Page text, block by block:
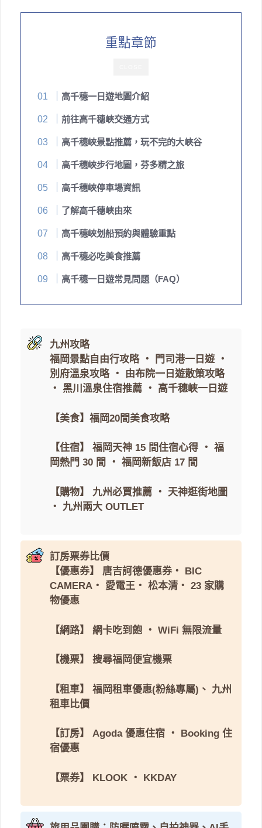
重點章節
高千穗一日遊地圖介紹
前往高千穗峽交通方式
高千穗峽景點推薦，玩不完的大峽谷
高千穗峽步行地圖，芬多精之旅
高千穗峽停車場資訊
了解高千穗峽由來
高千穗峽划船預約與體驗重點
高千穗必吃美食推薦
高千穗一日遊常見問題（FAQ）
九州攻略
福岡景點自由行攻略・ 門司港一日遊・
別府溫泉攻略・
由布院一日遊散策攻略
・ 黑川溫泉住宿推薦 ・ 高千穗峽一日遊
【美食】 福岡20間美食攻略
【住宿】 福岡天神 15 間住宿心得 ・ 福
岡熱門 30 間
・ 福岡新飯店 17 間
【購物】 九州必買推薦 ・ 天神逛街地圖
・ 九州兩大 OUTLET
訂房票券比價
【優惠券】
唐吉訶德優惠券・
BIC
CAMERA ・ 愛電王 ・ 松本清 ・ 23 家購
物優惠
【網路】 網卡吃到飽 ・ WiFi 無限流量
【機票】 搜尋福岡便宜機票
【租車】 福岡租車優惠(粉絲專屬) 、 九州
租車比價
【訂房】 Agoda 優惠住宿 ・
Booking 住
宿優惠
【票券】 KLOOK ・ KKDAY